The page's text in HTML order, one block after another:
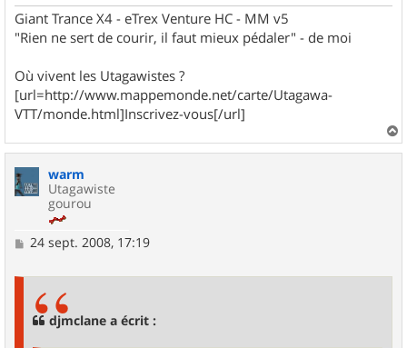
Giant Trance X4 - eTrex Venture HC - MM v5
"Rien ne sert de courir, il faut mieux pédaler" - de moi
Où vivent les Utagawistes ?
[url=http://www.mappemonde.net/carte/Utagawa-
VTT/monde.html]Inscrivez-vous[/url]
a
warm
Utagawiste
gourou
M
24 sept. 2008, 17:19
djmclane a écrit :